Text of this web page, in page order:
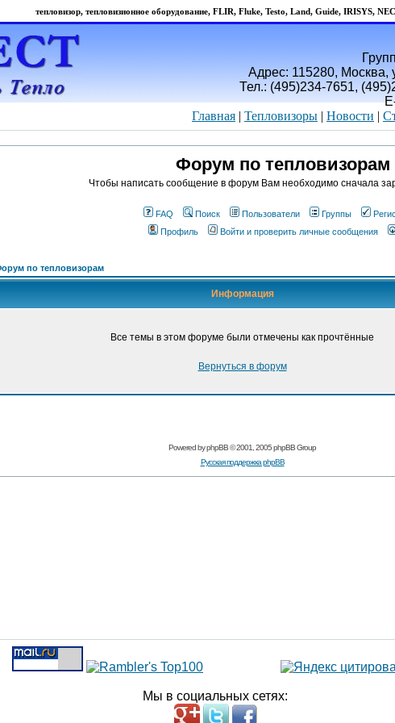
тепловизор, тепловизионное оборудование, FLIR, Fluke, Testo, Land, Guide, IRISYS, NEC
Адрес: 115280, Москва,
Тел.: (495)234-7651,
Главная | Тепловизоры | Новости |
Форум по тепловизорам
Чтобы написать сообщение в форум Вам необходимо сначала
FAQ Поиск Пользователи Группы
Профиль
Войти и проверить личные сообщения
по тепловизорам
Информация
Все темы в этом форуме были отмечены как прочтённые
Вернуться в форум
Powered byphpBB© 2001, 2005 phpBB Group
Русская поддержка phpBB
Мы в социальных сетях: